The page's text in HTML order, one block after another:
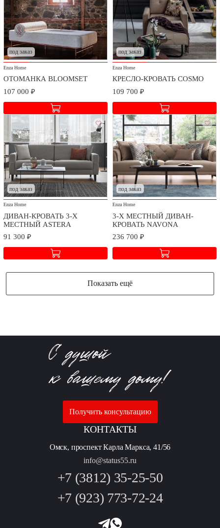
Доставка и сборка
Мы заботимся о безопасности доставки и качестве сборки
приобретаемых товаров.
Стоимость доставки и сборки оговаривается при заключении
договора в зависимости от географического расположения.
под заказ
Enza Home
ОТОМАНКА BLOOMSET
107 000 ₽
под заказ
Enza Home
КРЕСЛО-КРОВАТЬ COSMO
109 700 ₽
под заказ
Enza Home
ДИВАН-КРОВАТЬ 3-Х
МЕСТНЫЙ ASTERA
91 300 ₽
под заказ
Enza Home
3-Х МЕСТНЫЙ ДИВАН-
КРОВАТЬ NAVONA
236 700 ₽
Показать ещё
Получить консультацию
КОНТАКТЫ
Омск, проспект Карла Маркса, 41/56
info@status55.ru
+7 (3812) 35-25-50
+7 (923) 773-72-24